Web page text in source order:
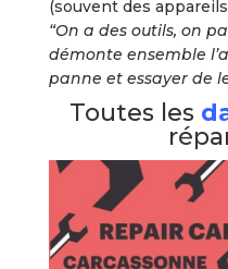
(souvent des
“On a des outils, on
démonte ensemble
panne et essayer de
Toutes les